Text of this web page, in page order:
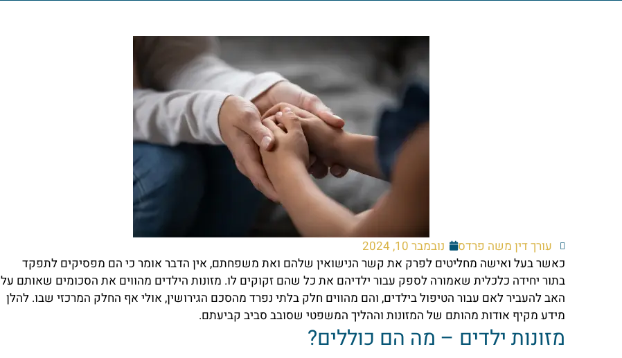
עורך דין משה פרדס
נובמבר 10, 2024
כאשר בעל ואישה מחליטים לפרק את קשר הנישואין שלהם ואת משפחתם, אין הדבר אומר כי הם מפסיקים לתפקד
בתור יחידה כלכלית שאמורה לספק עבור ילדיהם את כל שהם זקוקים לו. מזונות הילדים מהווים את הסכומים שאותם על
האב להעביר לאם עבור הטיפול בילדים, והם מהווים חלק בלתי נפרד מהסכם הגירושין, אולי אף החלק המרכזי שבו. להלן
מידע מקיף אודות מהותם של המזונות וההליך המשפטי שסובב סביב קביעתם.
מזונות ילדים – מה הם כוללים?